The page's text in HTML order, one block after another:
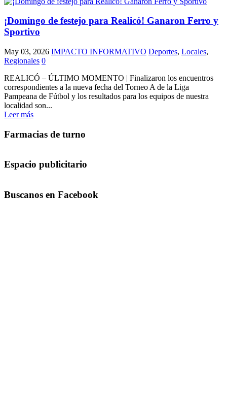
¡Domingo de festejo para Realicó! Ganaron Ferro y
Sportivo
May 03, 2026 IMPACTO INFORMATIVO Deportes, Locales,
Regionales 0
REALICÓ – ÚLTIMO MOMENTO | Finalizaron los encuentros
correspondientes a la nueva fecha del Torneo A de la Liga
Pampeana de Fútbol y los resultados para los equipos de nuestra
localidad son...
Leer más
Farmacias de turno
Espacio publicitario
Buscanos en Facebook